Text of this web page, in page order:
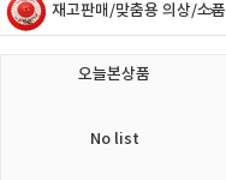
재고판매/맞춤용 의상/소품
오늘본상품
No list